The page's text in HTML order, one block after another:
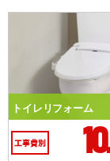
トイレリフォーム
工事費別